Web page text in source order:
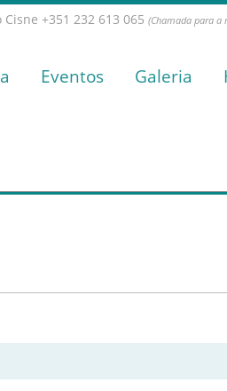
+351 232 613 065 (Chamada para a
Eventos Galeria